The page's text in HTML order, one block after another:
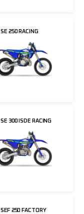
SE 250 RACING
SE 300 ISDE RACING
SEF 250 FACTORY